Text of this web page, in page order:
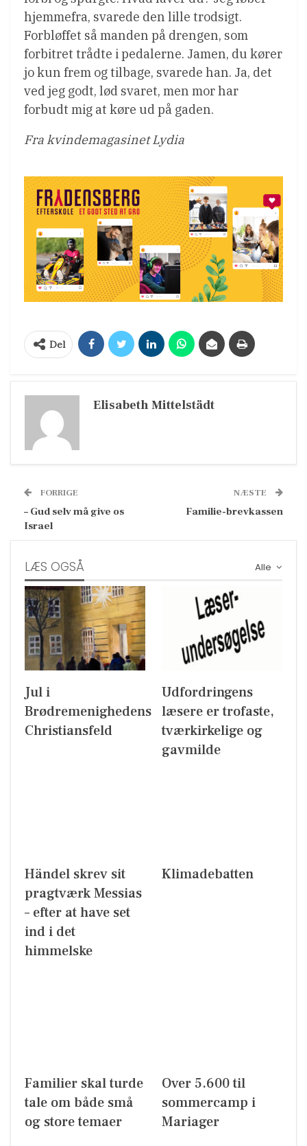
hjemmefra, svarede den lille trodsigt.
Forbløffet så manden på drengen, som
forbitret trådte i pedalerne. Jamen, du kører
jo kun frem og tilbage, svarede han. Ja, det
ved jeg godt, lød svaret, men mor har
forbudt mig at køre ud på gaden.
Fra kvindemagasinet Lydia
Del
Elisabeth Mittelstädt
FORRIGE
– Gud selv må give os
Israel
NÆSTE
Familie-brevkassen
Alle
LÆS OGSÅ
Jul i
Brødremenighedens
Christiansfeld
Udfordringens
læsere er trofaste,
tværkirkelige og
gavmilde
Händel skrev sit
pragtværk Messias
– efter at have set
ind i det
himmelske
Klimadebatten
Familier skal turde
tale om både små
og store temaer
Over 5.600 til
sommercamp i
Mariager